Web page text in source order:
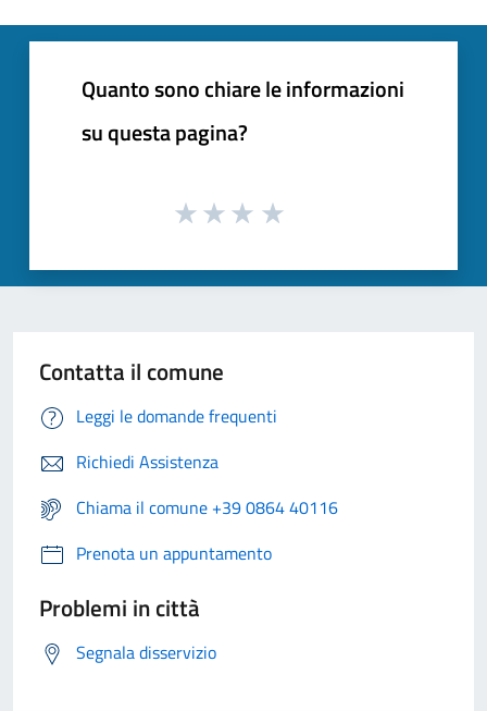
Quanto sono chiare le informazioni
su questa pagina?
Contatta il comune
Leggi le domande frequenti
Richiedi Assistenza
Chiama il comune +39 0864 40116
Prenota un appuntamento
Problemi in città
Segnala disservizio